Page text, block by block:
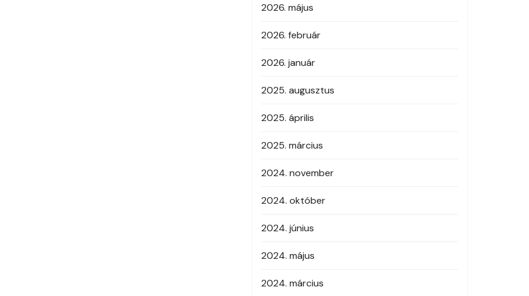
2026. május
2026. február
2026. január
2025. augusztus
2025. április
2025. március
2024. november
2024. október
2024. június
2024. május
2024. március